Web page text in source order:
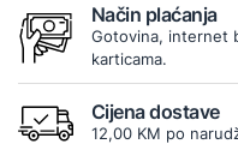
Način plaćanja
Gotovina, internet
karticama.
Cijena dostave
12,00 KM po